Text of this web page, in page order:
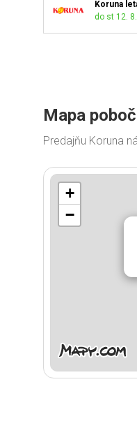
Koruna
do st 12. 8.
Mapa
Predajňu Koruna
+
−